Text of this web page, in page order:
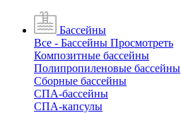
Бассейны
Все - Бассейны Просмотреть
Композитные бассейны
Полипропиленовые бассейны
Сборные бассейны
СПА-бассейны
СПА-капсулы